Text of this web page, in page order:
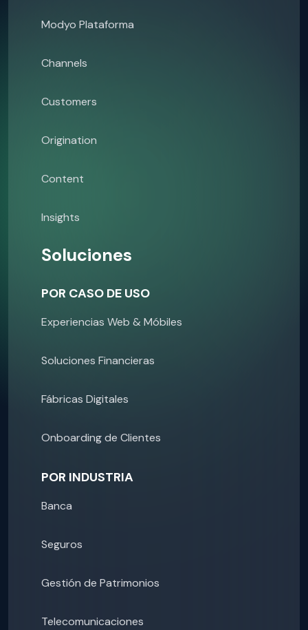
Modyo Plataforma
Channels
Customers
Origination
Content
Insights
Soluciones
POR CASO DE USO
Experiencias Web & Móbiles
Soluciones Financieras
Fábricas Digitales
Onboarding de Clientes
POR INDUSTRIA
Banca
Seguros
Gestión de Patrimonios
Telecomunicaciones